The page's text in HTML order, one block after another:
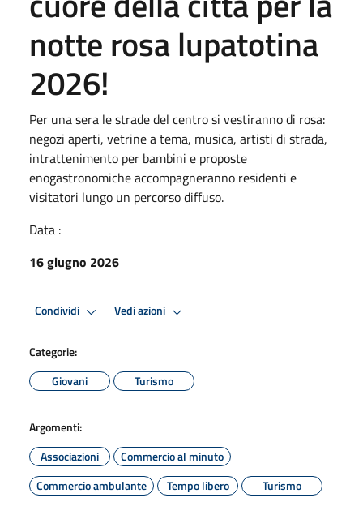
notte rosa lupatotina
2026!
Per una sera le strade del centro si vestiranno di rosa:
negozi aperti, vetrine a tema, musica, artisti di strada,
intrattenimento per bambini e proposte
enogastronomiche accompagneranno residenti e
visitatori lungo un percorso diffuso.
Data :
16 giugno 2026
Condividi Vedi azioni
Categorie:
Giovani
Turismo
Argomenti:
Associazioni
Commercio al minuto
Commercio ambulante
Tempo libero Turismo